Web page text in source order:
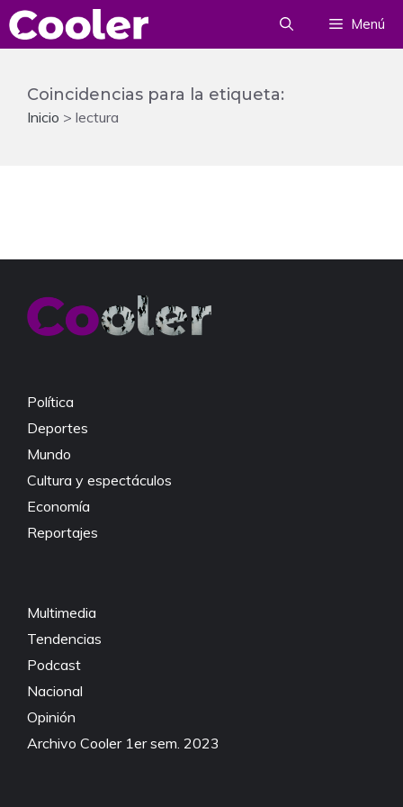
Saltar
al
Menú
Coincidencias para la etiqueta:
Inicio > lectura
Política
Deportes
Mundo
Cultura y espectáculos
Economía
Reportajes
Multimedia
Tendencias
Podcast
Nacional
Opinión
Archivo Cooler 1er sem. 2023